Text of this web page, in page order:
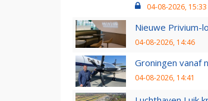
04-08-2026, 15:33
Nieuwe Privium-
04-08-2026, 14:46
Groningen vanaf
04-08-2026, 14:41